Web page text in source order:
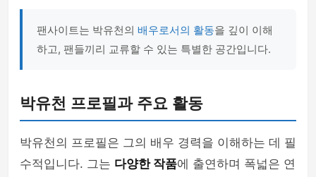
팬사이트는 박유천의 배우로서의 활동을 깊이 이해
하고, 팬들끼리 교류할 수 있는 특별한 공간입니다.
박유천 프로필과 주요 활동
박유천의 프로필은 그의 배우 경력을 이해하는 데 필
수적입니다. 그는 다양한 작품에 출연하며 폭넓은 연